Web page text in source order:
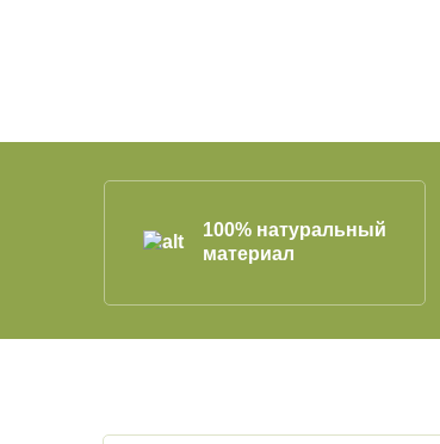
100% натуральный
материал